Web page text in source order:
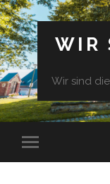
WIR
Wir sind